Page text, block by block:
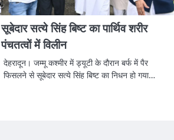
सूबेदार सत्ये सिंह बिष्ट का पार्थिव शरीर
पंचतत्वों में विलीन
देहरादून। जम्मू कश्मीर में ड्यूटी के दौरान बर्फ में पैर
फिसलने से सूबेदार सत्ये सिंह बिष्ट का निधन हो गया…